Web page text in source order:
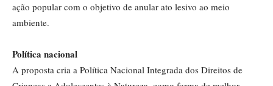
ação popular com o objetivo de anular ato lesivo ao meio
ambiente.
Política nacional
A proposta cria a Política Nacional Integrada dos Direitos de